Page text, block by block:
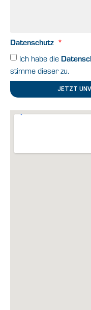
Datenschutz
Ich habe die
stimme dieser zu.
JETZT